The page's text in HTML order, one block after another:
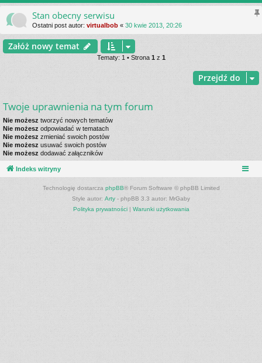
ę
Stan obecny serwisu
Ostatni post autor: virtualbob « 30 kwie 2013, 20:26
Załóż nowy temat
Tematy: 1 • Strona 1 z 1
Przejdź do
Twoje uprawnienia na tym forum
Nie możesz tworzyć nowych tematów
Nie możesz odpowiadać w tematach
Nie możesz zmieniać swoich postów
Nie możesz usuwać swoich postów
Nie możesz dodawać załączników
Indeks witryny
Technologię dostarcza phpBB® Forum Software © phpBB Limited
Style autor: Arty - phpBB 3.3 autor: MrGaby
Polityka prywatności| Warunki użytkowania